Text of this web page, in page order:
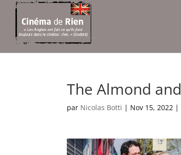
The Almond
par Nicolas Botti | Nov 15, 2022 |